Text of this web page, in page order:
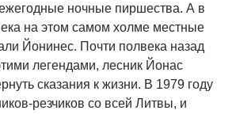
ночные пиршества. А в
на этом самом холме местные
Йонинес. Почти полвека назад
легендами, лесник Йонас
сказания к жизни. В 1979 году
резчиков со всей Литвы, и